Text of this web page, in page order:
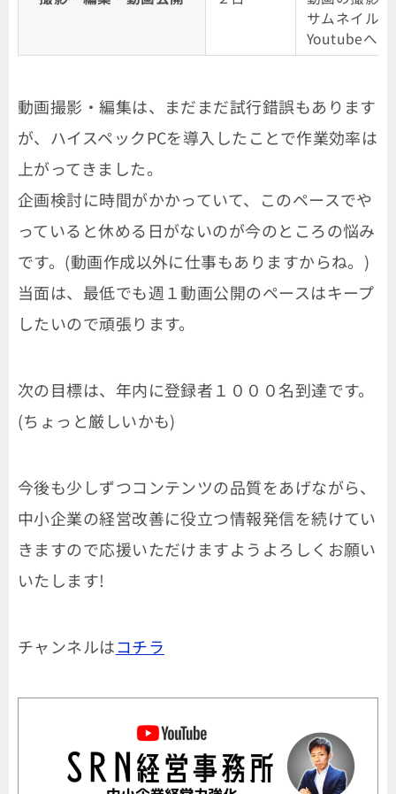
サムネイル
Youtubeへ
動画撮影・編集は、まだまだ試行錯誤もあります
が、ハイスペックPCを導入したことで作業効率は
上がってきました。
企画検討に時間がかかっていて、このペースでや
っていると休める日がないのが今のところの悩み
です。(動画作成以外に仕事もありますからね。)
当面は、最低でも週１動画公開のペースはキープ
したいので頑張ります。
次の目標は、年内に登録者１０００名到達です。
(ちょっと厳しいかも)
今後も少しずつコンテンツの品質をあげながら、
中小企業の経営改善に役立つ情報発信を続けてい
きますので応援いただけますようよろしくお願い
いたします!
チャンネルはコチラ